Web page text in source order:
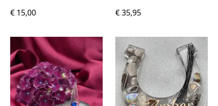
€ 15,00
€ 35,95